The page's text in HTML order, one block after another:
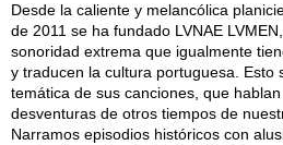
Desde la caliente y melancólica
de 2011 se ha fundado LVNAE
sonoridad extrema que igualmente
y traducen la cultura portuguesa. Esto
temática de sus canciones, que
desventuras de otros tiempos de
Narramos episodios históricos con